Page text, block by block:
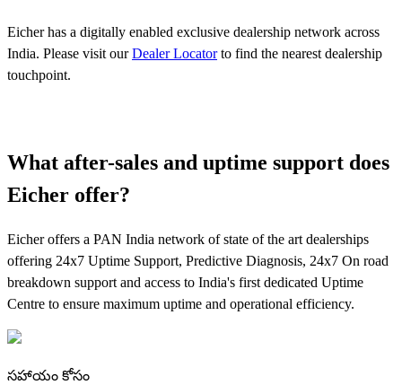
Eicher has a digitally enabled exclusive dealership network across
India. Please visit ourDealer Locatorto find the nearest dealership
touchpoint.
What after-sales and uptime support does
Eicher offer?
Eicher offers a PAN India network of state of the art dealerships
offering 24x7 Uptime Support, Predictive Diagnosis, 24x7 On road
breakdown support and access to India's first dedicated Uptime
Centre to ensure maximum uptime and operational efficiency.
సహాయం కోసం